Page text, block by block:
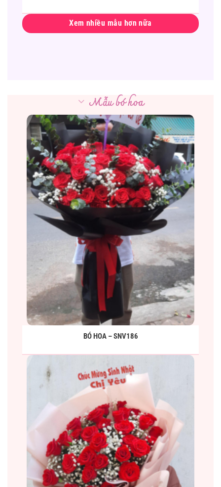
Xem nhiều mẫu hơn nữa
Mẫu bó hoa
BÓ HOA – SNV186